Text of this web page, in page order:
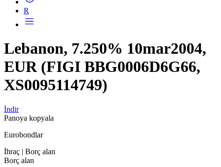
R
Lebanon, 7.250% 10mar2004,
EUR (FIGI BBG0006D6G66,
XS0095114749)
İndir
Panoya kopyala
Eurobondlar
İhraç | Borç alan
Borç alan